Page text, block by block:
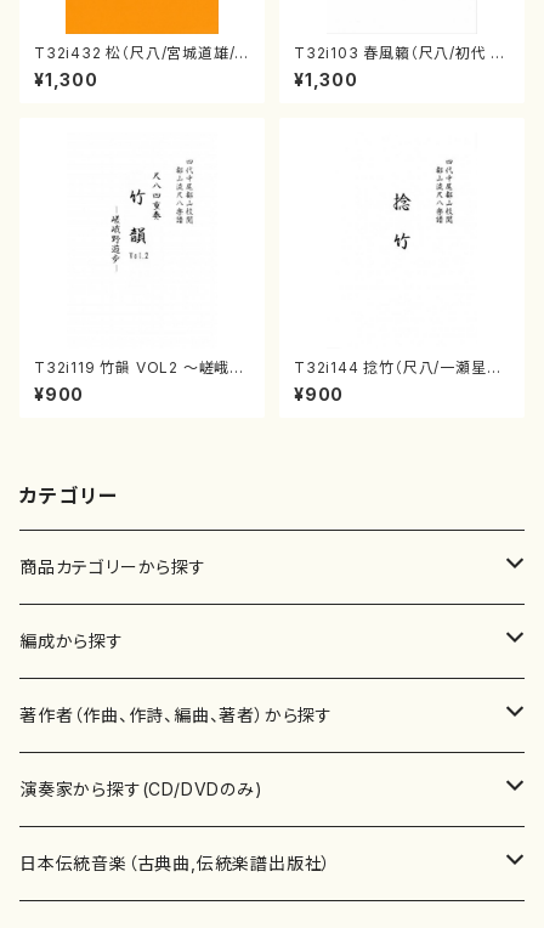
T32i432 松（尺八/宮城道雄/
楽譜）都山流公刊楽譜曲番:213
8
¥1,300
T32i103 春風籟（尺八/初代 石
垣征山/尺八/都山式譜）都山流
公刊楽譜曲番:552
¥1,300
T32i119 竹韻 VOL2 ～嵯峨野
遊歩～（尺八/野村峰山/尺八/都
山式譜）都山流公刊楽譜曲番:5
¥900
T32i144 捻竹（尺八/一瀬星山/
尺八/都山式譜）都山流公刊楽譜
曲番:593
¥900
カテゴリー
商品カテゴリーから探す
楽譜
書籍
書籍
テキストブック
CD・DVD
チケット
編成から探す
邦楽器
箏・琴（ソロ）
箏・琴（合奏）
合唱
混声合唱
歌・声
著作者（作曲、作詩、編曲、著者）から探す
あ行
青木省三(アオキ ショウゾウ)
か行
演奏家から探す(CD/DVDのみ)
邦楽（箏、三味線、尺八等）演奏家
日本伝統音楽（古典曲,伝統楽譜出版社）